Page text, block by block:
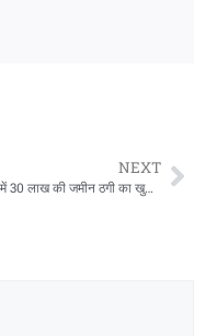
NEXT
देहरादून में 30 लाख की जमीन ठगी का खुलासा, 20 हजार का इनामी आरोपी प्रदीप सकलानी गिरफ्तार